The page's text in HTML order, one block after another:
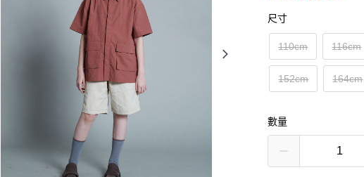
尺寸
110cm 116cm
152cm 164cm
數量